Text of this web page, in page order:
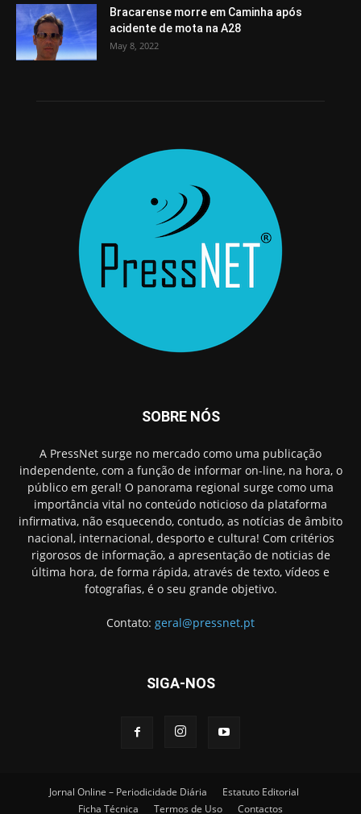
Bracarense morre em Caminha após
acidente de mota na A28
May 8, 2022
SOBRE NÓS
A PressNet surge no mercado como uma publicação
independente, com a função de informar on-line, na hora, o
público em geral! O panorama regional surge como uma
importância vital no conteúdo noticioso da plataforma
infirmativa, não esquecendo, contudo, as notícias de âmbito
nacional, internacional, desporto e cultura! Com critérios
rigorosos de informação, a apresentação de noticias de
última hora, de forma rápida, através de texto, vídeos e
fotografias, é o seu grande objetivo.
Contato: geral@pressnet.pt
SIGA-NOS
Jornal Online – Periodicidade Diária
Estatuto Editorial
Ficha Técnica
Termos de Uso Contactos